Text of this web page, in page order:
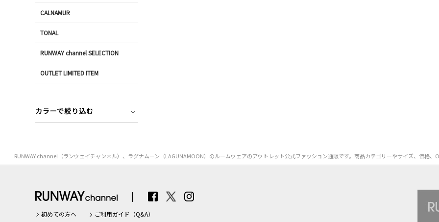
CALNAMUR
TONAL
RUNWAY channel SELECTION
OUTLET LIMITED ITEM
カラーで絞り込む
RUNWAY channel（ランウェイチャンネル）、ラグナムーン（LAGUNAMOON）のルームウェアのアウトレット公式ファッション通販です。商品カテゴリーやサイズ、価格
初めての方へ
ご利用ガイド（Q&A）